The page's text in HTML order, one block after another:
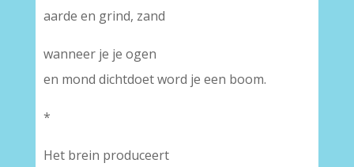
aarde en grind, zand
wanneer je je ogen
en mond dichtdoet word je een boom.
*
Het brein produceert